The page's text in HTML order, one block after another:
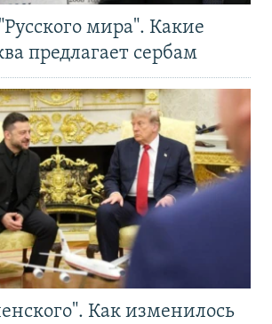
мира". Какие
предлагает сербам
Как изменилось